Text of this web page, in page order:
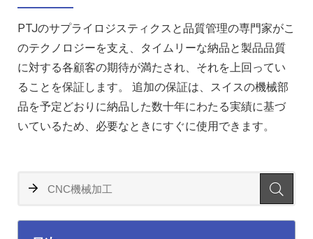
PTJのサプライロジスティクスと品質管理の専門家がこ
のテクノロジーを支え、タイムリーな納品と製品品質
に対する各顧客の期待が満たされ、それを上回ってい
ることを保証します。 追加の保証は、スイスの機械部
品を予定どおりに納品した数十年にわたる実績に基づ
いているため、必要なときにすぐに使用できます。